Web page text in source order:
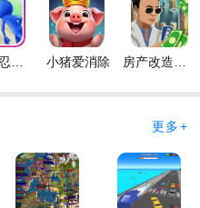
不一样，所以体验也不一
可以轻松地完成它。
。
不再容忍手游 小猪爱消除 房产改造王游戏手机版手游
更多+